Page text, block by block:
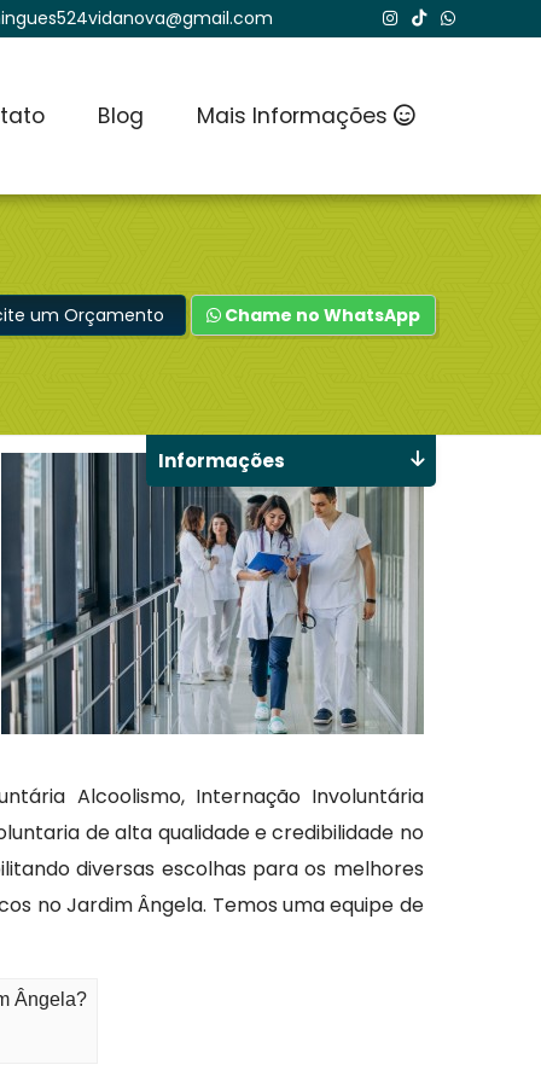
Blog Mais Informações
um Orçamento Chame no WhatsApp
Alcoolismo, Internação Involuntária
de alta qualidade e credibilidade no
diversas escolhas para os melhores
no Jardim Ângela. Temos uma equipe de
Ângela?
Informações